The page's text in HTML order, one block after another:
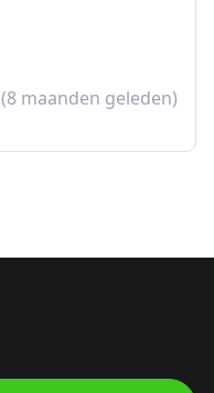
(8 maanden geleden)